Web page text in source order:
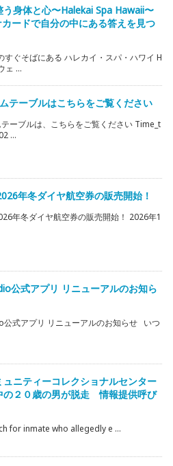
う身体と心〜Halekai Spa Hawaii〜
ードで自分の中にある答えを見つ
すぐそばにある ハレカイ・スパ・ハワイ H
ェ ...
テーブルはこちらをご覧ください
ーブルは、こちらをご覧ください Time_t
...
年冬ダイヤ航空券の販売開始！
年冬ダイヤ航空券の販売開始！ 2026年1
公式アプリ リニューアルのお知ら
公式アプリ リニューアルのお知らせ いつ
ュニティーコレクショナルセンター
の２０歳の男が脱走 情報提供呼び
for inmate who allegedly e ...